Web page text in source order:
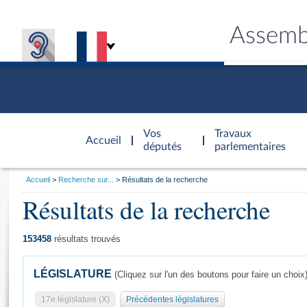
Accueil
d'accueil
Vos
députés
Travaux
parlementaires
Général
Vous
Accueil Recherche sur... Résultats de la recherche
Résultats de la recherche
153458 résultats trouvés
LÉGISLATURE (Cliquez sur l'un des boutons pour faire un choix)
17e législature (X) Précédentes législatures